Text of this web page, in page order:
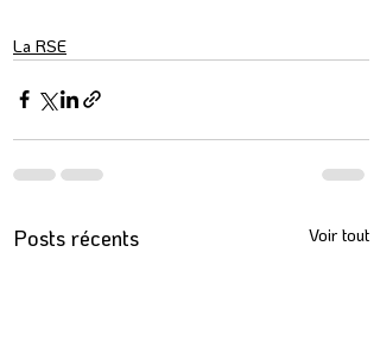
La RSE
Posts récents Voir tout